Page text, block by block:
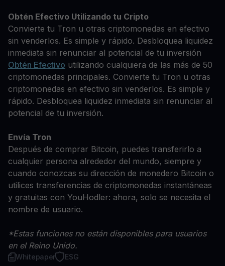
Obtén Efectivo Utilizando tu Cripto
Convierte tu Tron u otras criptomonedas en efectivo
sin venderlos. Es simple y rápido. Desbloquea liquidez
inmediata sin renunciar al potencial de tu inversión
Obtén Efectivo utilizando cualquiera de las más de 50
criptomonedas principales. Convierte tu Tron u otras
criptomonedas en efectivo sin venderlos. Es simple y
rápido. Desbloquea liquidez inmediata sin renunciar al
potencial de tu inversión.
Envía Tron
Después de comprar Bitcoin, puedes transferirlo a
cualquier persona alrededor del mundo, siempre y
cuando conozcas su dirección de monedero Bitcoin o
utilices transferencias de criptomonedas instantáneas
y gratuitas con YouHodler: ahora, solo se necesita el
nombre de usuario.
*Estas funciones no están disponibles para usuarios
en el Reino Unido.
Whitepaper ESG